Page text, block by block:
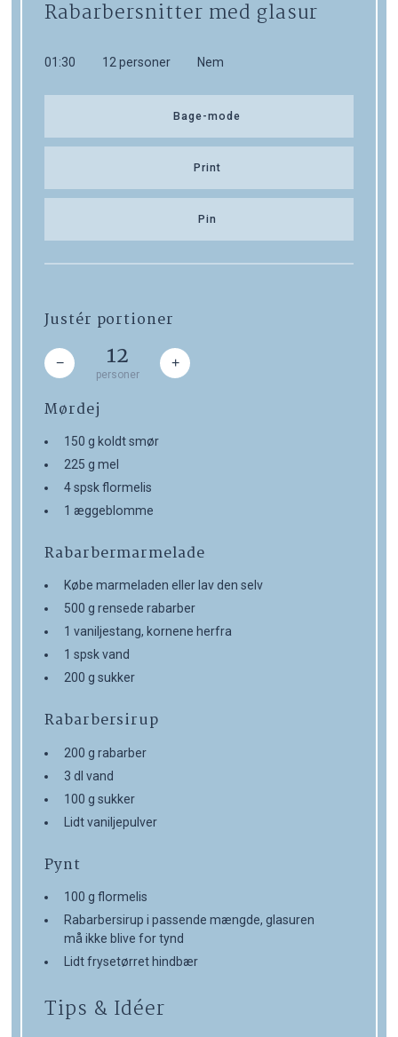
Rabarbersnitter med glasur
01:30 12 personer Nem
Bage-mode
Print
Pin
Justér portioner
− 12
personer
+
Mørdej
150 g koldt smør
225 g mel
4 spsk flormelis
1 æggeblomme
Rabarbermarmelade
Købe marmeladen eller lav den selv
500 g rensede rabarber
1 vaniljestang, kornene herfra
1 spsk vand
200 g sukker
Rabarbersirup
200 g rabarber
3 dl vand
100 g sukker
Lidt vaniljepulver
Pynt
100 g flormelis
Rabarbersirup i passende mængde, glasuren
må ikke blive for tynd
Lidt frysetørret hindbær
Tips & Idéer